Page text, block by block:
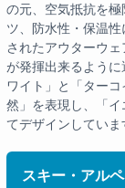
の元、空気抵抗を
ツ、防水性・保温
されたアウターウ
が発揮出来るよう
ワイト」と「ター
然」を表現し、「
てデザインしていま
スキー・アル